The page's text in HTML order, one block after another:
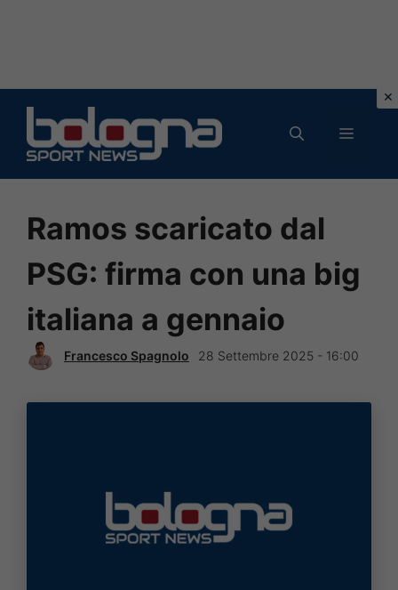
contenuto
MENU
Ramos scaricato dal
PSG: firma con una big
italiana a gennaio
Francesco Spagnolo 28 Settembre 2025 - 16:00